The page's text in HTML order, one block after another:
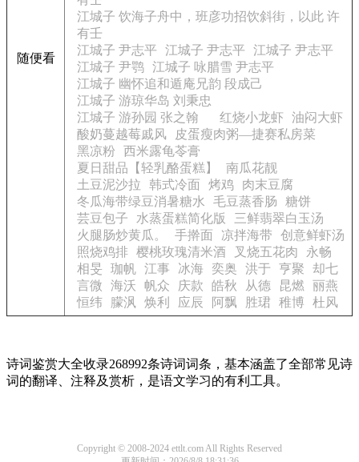
随便看
江城子 饮海子舟中，班彦功招饮斜街，以此 许
有壬
江城子 尹志平
江城子 尹志平
江城子 尹志平
江城子 尹鹗 江城子 咏腊雪 尹志平
江城子 幽怀追和遁庵兄韵 段成己
江城子 游琼华岛 刘秉忠
江城子 游孙园 张之翰
红烧小龙虾
油闷大虾
酸奶蔓越莓戚风
皮蛋瘦肉粥—捷赛私房菜
黑凉粉
西米露龟苓膏
夏日甜品【轻乳酪蛋糕】
南瓜花靓
土豆泥沙拉
韩式冷面 烤鸡
肉末豆腐
冬瓜海带绿豆消暑糖水
毛豆蒸香肠
糖饼
芸豆包子
水蒸蛋糕简化版
三鲜翡翠白玉汤
火腿肠炒黄瓜。
手擀面 凉拌海带
创意鲜虾汤
照烧鸡排 樱桃玫瑰清米酒 叉烧五花肉
永畅
相旻
珈帆 江事 冰海 奕奥 洪于 亨聚
却七
言微
海沃 帆众 庆款 皓秋 从德 昆燃
丽燕
恒纬
朦沨 焕利 应辰 阿飘 胜珺 稚博 杜风
诗词鉴赏大全收录268992条诗词词条，基本涵盖了全部常见诗
词的翻译、注释及赏析，是语文学习的有利工具。
Copyright © 2008-2024 ettlt.com All Rights Reserved